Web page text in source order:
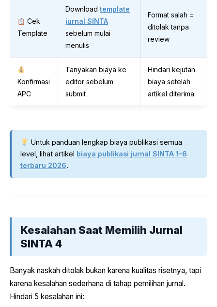
Cek
Template
Download template
jurnal SINTA
sebelum mulai
menulis
Format salah =
ditolak tanpa
review
Konfirmasi
APC
Tanyakan biaya ke
editor sebelum
submit
Hindari kejutan
biaya setelah
artikel diterima
Untuk panduan lengkap biaya publikasi semua
level, lihat artikel biaya publikasi jurnal SINTA 1–6
terbaru 2026.
Kesalahan Saat Memilih Jurnal
SINTA 4
Banyak naskah ditolak bukan karena kualitas risetnya, tapi
karena kesalahan sederhana di tahap pemilihan jurnal.
Hindari 5 kesalahan ini: